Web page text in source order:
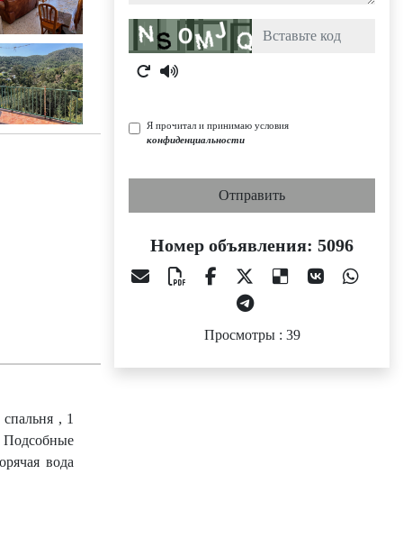
, 1
Подсобные
вода
Captcha
Я прочитал и принимаю условия
конфиденциальности
Отправить
Номер объявления: 5096
Просмотры : 39